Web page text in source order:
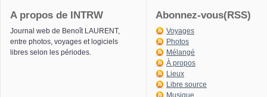
A propos de INTRW
Journal web de Benoît LAURENT,
entre photos, voyages et logiciels
libres selon les périodes.
Abonnez-vous(RSS)
Voyages
Photos
Mélangé
À propos
Lieux
Libre source